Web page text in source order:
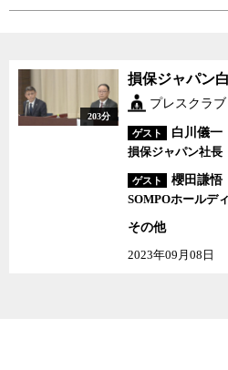
203分
損保ジャパン
プレスクラブ
ゲスト
白川儀一
損保ジャパン社長
ゲスト
櫻田謙悟
SOMPOホールデ
その他
2023年09月08日